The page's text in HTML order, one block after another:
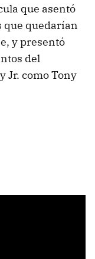
que asentó
quedarían
y presentó
del
Jr. como Tony